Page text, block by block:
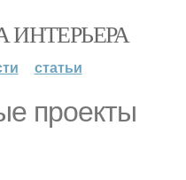
статьи
проекты